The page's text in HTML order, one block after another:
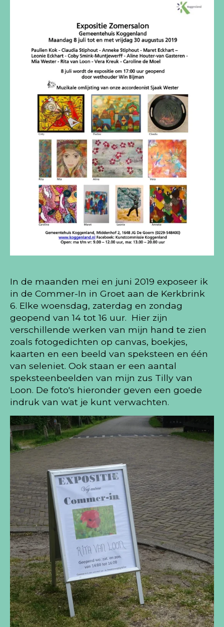
In de maanden mei en juni 2019 exposeer ik
in de Commer-In in Groet aan de Kerkbrink
6. Elke woensdag, zaterdag en zondag
geopend van 14 tot 16 uur. Hier zijn
verschillende werken van mijn hand te zien
zoals fotogedichten op canvas, boekjes,
kaarten en een beeld van speksteen en één
van seleniet. Ook staan er een aantal
speksteenbeelden van mijn zus Tilly van
Loon. De foto's hieronder geven een goede
indruk van wat je kunt verwachten.